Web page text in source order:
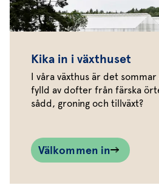
Kika in i växthuset
I våra växthus är det
fylld av dofter från färska
sådd, groning och tillväxt?
Välkommen in